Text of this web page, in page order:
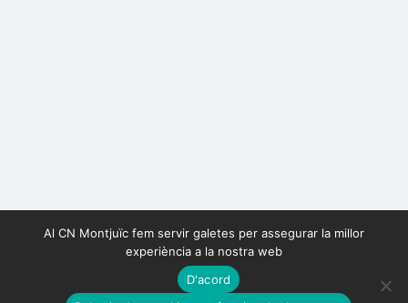
Al CN Montjuïc fem servir galetes per assegurar la millor
experiència a la nostra web
D'acord